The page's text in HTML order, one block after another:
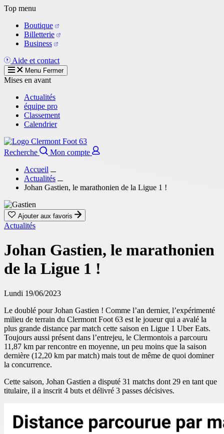
Aller
contenu
principal
Top menu
Boutique
Billetterie
Business
Aide et contact
Menu Fermer
Mises en avant
Actualités
équipe pro
Classement
Calendrier
Recherche
Mon compte
Accueil
Actualités
Johan Gastien, le marathonien de la Ligue 1 !
Ajouter aux favoris
Actualités
Johan Gastien, le marathonien
de la Ligue 1 !
Lundi 19/06/2023
Le doublé pour Johan Gastien ! Comme l’an dernier, l’expérimenté
milieu de terrain du Clermont Foot 63 est le joueur qui a avalé la
plus grande distance par match cette saison en Ligue 1 Uber Eats.
Toujours aussi présent dans l’entrejeu, le Clermontois a parcouru
11,87 km par rencontre en moyenne, un peu moins que la saison
dernière (12,20 km par match) mais tout de même de quoi dominer
la concurrence.
Cette saison, Johan Gastien a disputé 31 matchs dont 29 en tant que
titulaire, il a inscrit 4 buts et délivré 3 passes décisives.